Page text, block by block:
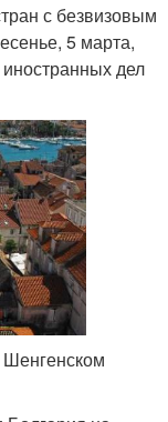
с безвизовым
5 марта,
дел